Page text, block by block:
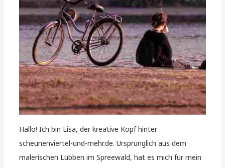
Hallo! Ich bin Lisa, der kreative Kopf hinter
scheunenviertel-und-mehr.de. Ursprünglich aus dem
malerischen Lübben im Spreewald, hat es mich für mein